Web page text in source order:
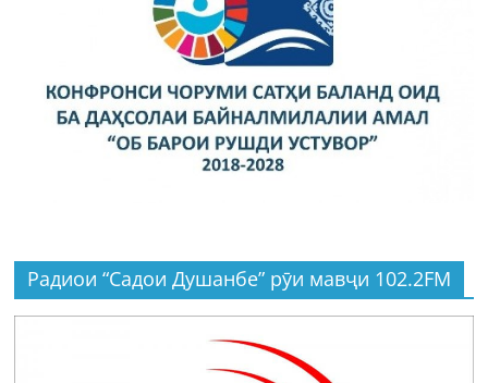
Радиои “Садои Душанбе” рӯи мавҷи 102.2FM